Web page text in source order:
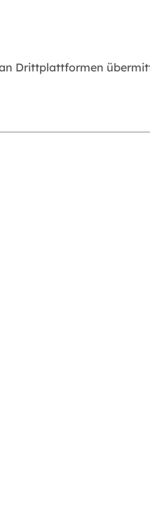
Drittplattformen